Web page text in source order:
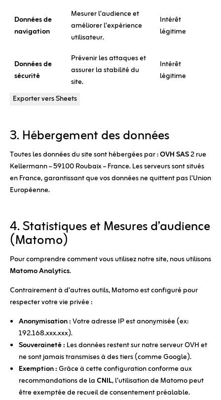
Données de
navigation
Mesurer l’audience et
améliorer l’expérience
utilisateur.
Intérêt
légitime
Données de
sécurité
Prévenir les attaques et
assurer la stabilité du
site.
Intérêt
légitime
Exporter vers Sheets
3. Hébergement des données
Toutes les données du site sont hébergées par :OVH SAS2 rue
Kellermann – 59100 Roubaix – France. Les serveurs sont situés
en France, garantissant que vos données ne quittent pas l’Union
Européenne.
4. Statistiques et Mesures d’audience
(Matomo)
Pour comprendre comment vous utilisez notre site, nous utilisons
Matomo Analytics.
Contrairement à d’autres outils, Matomo est configuré pour
respecter votre vie privée :
Anonymisation :Votre adresse IP est anonymisée (ex:
192.168.xxx.xxx).
Souveraineté : Les données restent sur notre serveur OVH et
ne sont jamais transmises à des tiers (comme Google).
Exemption : Grâce à cette configuration conforme aux
recommandations de laCNIL, l’utilisation de Matomo peut
être exemptée de recueil de consentement préalable.